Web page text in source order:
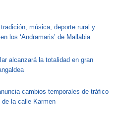
música, deporte rural y
los ‘Andramaris’ de Mallabia
alcanzará la totalidad en gran
cambios temporales de tráfico
de la calle Karmen